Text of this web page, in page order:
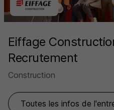
Eiffage
Recrutement
Construction
Toutes les infos de